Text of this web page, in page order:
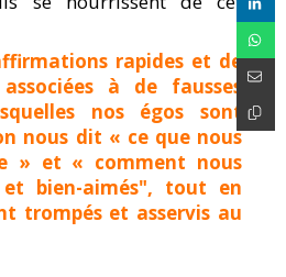
rapides et de
à de fausses
nos égos sont
nous dit « ce que nous
» et « comment nous
et bien-aimés", tout en
trompés et asservis au